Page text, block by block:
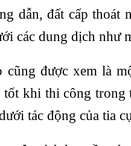
dẫn, đất cấp thoát
các dung dịch như
được xem là
khi thi công
tác động của tia